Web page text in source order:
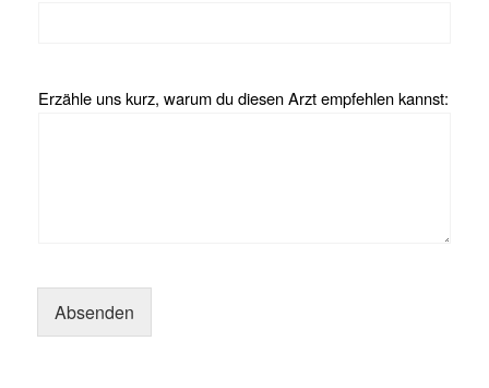
Erzähle uns kurz, warum du diesen Arzt empfehlen kannst:
Absenden